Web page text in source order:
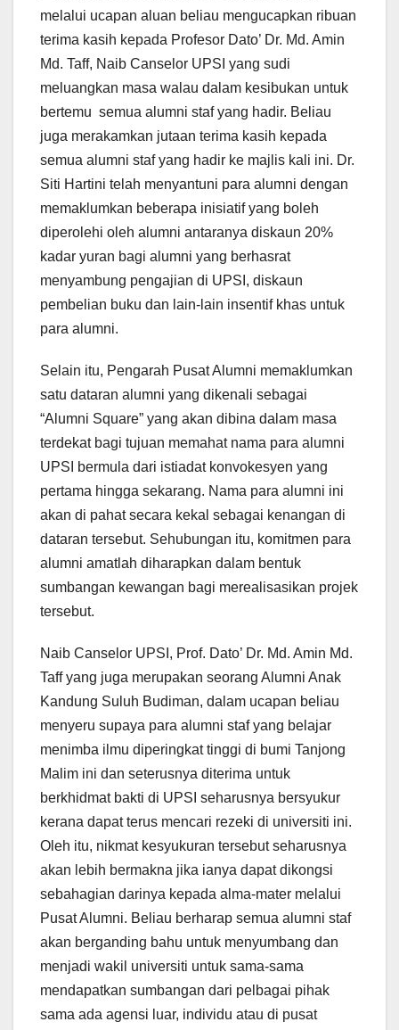
melalui ucapan aluan beliau mengucapkan ribuan
terima kasih kepada Profesor Dato’ Dr. Md. Amin
Md. Taff, Naib Canselor UPSI yang sudi
meluangkan masa walau dalam kesibukan untuk
bertemu semua alumni staf yang hadir. Beliau
juga merakamkan jutaan terima kasih kepada
semua alumni staf yang hadir ke majlis kali ini. Dr.
Siti Hartini telah menyantuni para alumni dengan
memaklumkan beberapa inisiatif yang boleh
diperolehi oleh alumni antaranya diskaun 20%
kadar yuran bagi alumni yang berhasrat
menyambung pengajian di UPSI, diskaun
pembelian buku dan lain-lain insentif khas untuk
para alumni.
Selain itu, Pengarah Pusat Alumni memaklumkan
satu dataran alumni yang dikenali sebagai
“Alumni Square” yang akan dibina dalam masa
terdekat bagi tujuan memahat nama para alumni
UPSI bermula dari istiadat konvokesyen yang
pertama hingga sekarang. Nama para alumni ini
akan di pahat secara kekal sebagai kenangan di
dataran tersebut. Sehubungan itu, komitmen para
alumni amatlah diharapkan dalam bentuk
sumbangan kewangan bagi merealisasikan projek
tersebut.
Naib Canselor UPSI, Prof. Dato’ Dr. Md. Amin Md.
Taff yang juga merupakan seorang Alumni Anak
Kandung Suluh Budiman, dalam ucapan beliau
menyeru supaya para alumni staf yang belajar
menimba ilmu diperingkat tinggi di bumi Tanjong
Malim ini dan seterusnya diterima untuk
berkhidmat bakti di UPSI seharusnya bersyukur
kerana dapat terus mencari rezeki di universiti ini.
Oleh itu, nikmat kesyukuran tersebut seharusnya
akan lebih bermakna jika ianya dapat dikongsi
sebahagian darinya kepada alma-mater melalui
Pusat Alumni. Beliau berharap semua alumni staf
akan berganding bahu untuk menyumbang dan
menjadi wakil universiti untuk sama-sama
mendapatkan sumbangan dari pelbagai pihak
sama ada agensi luar, individu atau di pusat